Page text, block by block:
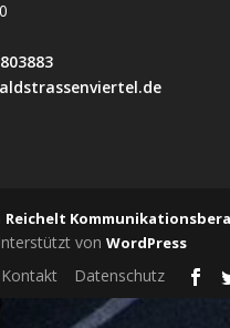
Reichelt
von WordPress
Kontakt Datenschutz